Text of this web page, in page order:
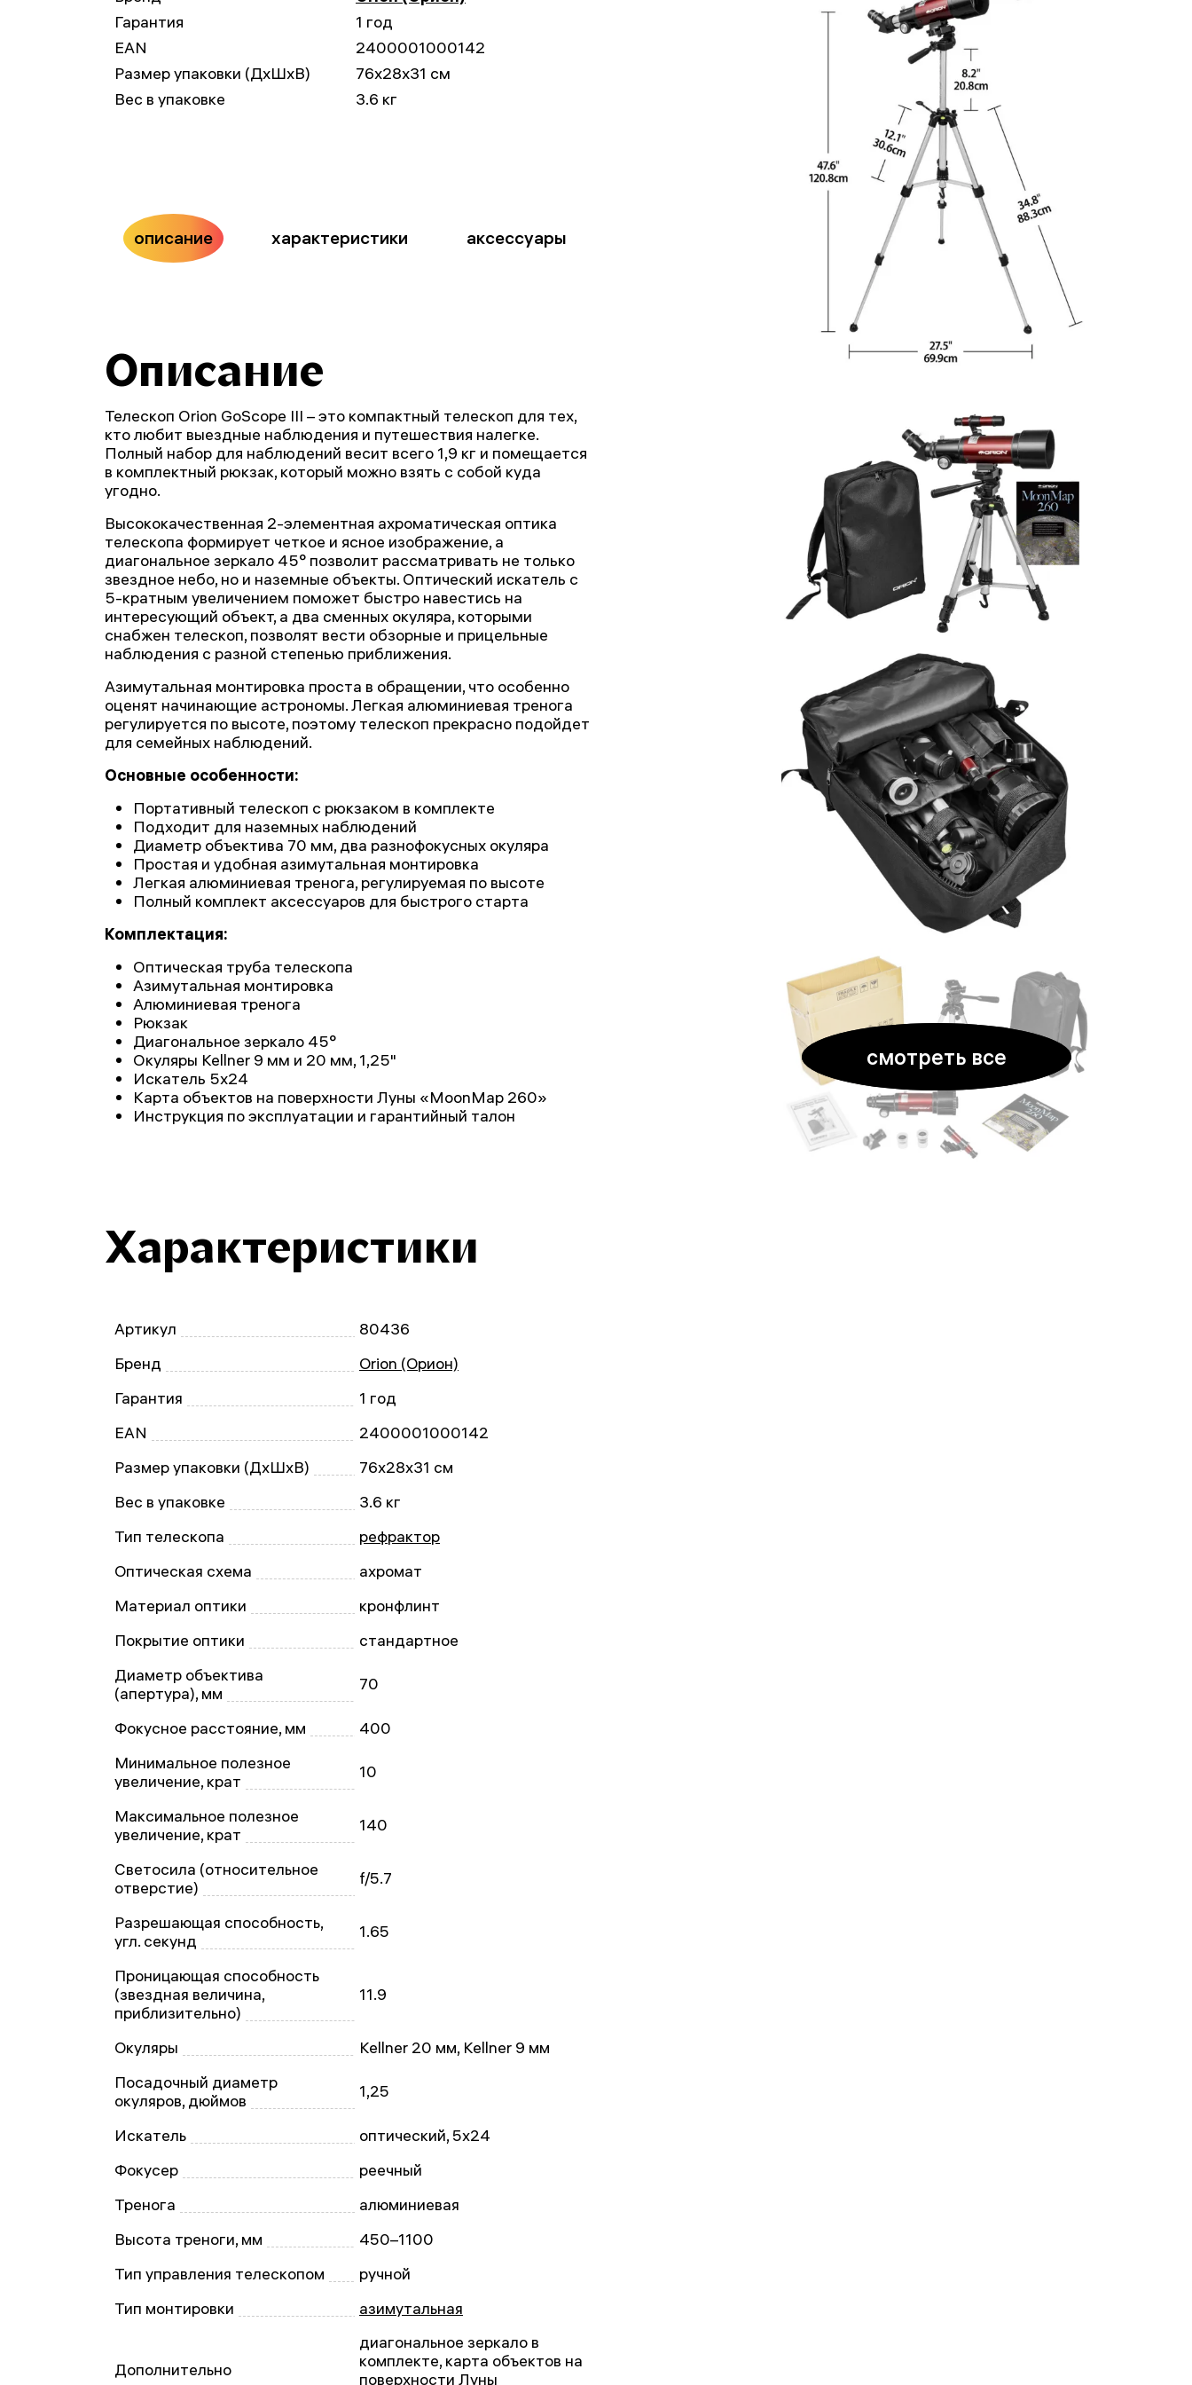
смотреть все
Гарантия
1 год
EAN
2400001000142
Размер упаковки (ДxШxВ)
76x28x31 см
Вес в упаковке
3.6 кг
описание характеристики аксессуары
Описание
Телескоп Orion GoScope III – это компактный телескоп для тех,
кто любит выездные наблюдения и путешествия налегке.
Полный набор для наблюдений весит всего 1,9 кг и помещается
в комплектный рюкзак, который можно взять с собой куда
угодно.
Высококачественная 2-элементная ахроматическая оптика
телескопа формирует четкое и ясное изображение, а
диагональное зеркало 45° позволит рассматривать не только
звездное небо, но и наземные объекты. Оптический искатель с
5-кратным увеличением поможет быстро навестись на
интересующий объект, а два сменных окуляра, которыми
снабжен телескоп, позволят вести обзорные и прицельные
наблюдения с разной степенью приближения.
Азимутальная монтировка проста в обращении, что особенно
оценят начинающие астрономы. Легкая алюминиевая тренога
регулируется по высоте, поэтому телескоп прекрасно подойдет
для семейных наблюдений.
Основные особенности:
Портативный телескоп с рюкзаком в комплекте
Подходит для наземных наблюдений
Диаметр объектива 70 мм, два разнофокусных окуляра
Простая и удобная азимутальная монтировка
Легкая алюминиевая тренога, регулируемая по высоте
Полный комплект аксессуаров для быстрого старта
Комплектация:
Оптическая труба телескопа
Азимутальная монтировка
Алюминиевая тренога
Рюкзак
Диагональное зеркало 45°
Окуляры Kellner 9 мм и 20 мм, 1,25"
Искатель 5х24
Карта объектов на поверхности Луны «MoonMap 260»
Инструкция по эксплуатации и гарантийный талон
Характеристики
Артикул
80436
Бренд
Orion (Орион)
Гарантия
1 год
EAN
2400001000142
Размер упаковки (ДxШxВ)
76x28x31 см
Вес в упаковке
3.6 кг
Тип телескопа
рефрактор
Оптическая схема
ахромат
Материал оптики
кронфлинт
Покрытие оптики
стандартное
Диаметр объектива
(апертура), мм
70
Фокусное расстояние, мм
400
Минимальное полезное
увеличение, крат
10
Максимальное полезное
увеличение, крат
140
Светосила (относительное
отверстие)
f/5.7
Разрешающая способность,
угл. секунд
1.65
Проницающая способность
(звездная величина,
приблизительно)
11.9
Окуляры
Kellner 20 мм, Kellner 9 мм
Посадочный диаметр
окуляров, дюймов
1,25
Искатель
оптический, 5x24
Фокусер
реечный
Тренога
алюминиевая
Высота треноги, мм
450–1100
Тип управления телескопом
ручной
Тип монтировки
азимутальная
Дополнительно
диагональное зеркало в
комплекте, карта объектов на
поверхности Луны